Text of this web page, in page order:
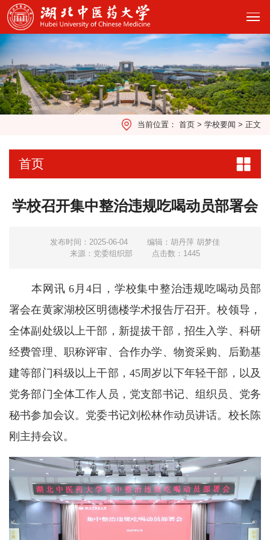
当前位置： 首页 > 学校要闻 > 正文
首页
学校召开集中整治违规吃喝动员部署会
发布时间：2025-06-04
编辑：胡丹萍 胡梦佳
来源：党委组织部
点击数： 1445
本网讯 6月4日，学校集中整治违规吃喝动员部
署会在黄家湖校区明德楼学术报告厅召开。校领导，
全体副处级以上干部，新提拔干部，招生入学、科研
经费管理、职称评审、合作办学、物资采购、后勤基
建等部门科级以上干部，45周岁以下年轻干部，以及
党务部门全体工作人员，党支部书记、组织员、党务
秘书参加会议。党委书记刘松林作动员讲话。校长陈
刚主持会议。